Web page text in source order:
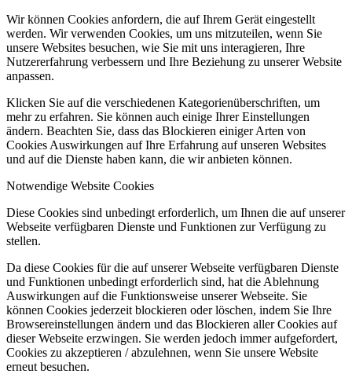
Wir können Cookies anfordern, die auf Ihrem Gerät eingestellt
werden. Wir verwenden Cookies, um uns mitzuteilen, wenn Sie
unsere Websites besuchen, wie Sie mit uns interagieren, Ihre
Nutzererfahrung verbessern und Ihre Beziehung zu unserer Website
anpassen.
Klicken Sie auf die verschiedenen Kategorienüberschriften, um
mehr zu erfahren. Sie können auch einige Ihrer Einstellungen
ändern. Beachten Sie, dass das Blockieren einiger Arten von
Cookies Auswirkungen auf Ihre Erfahrung auf unseren Websites
und auf die Dienste haben kann, die wir anbieten können.
Notwendige Website Cookies
Diese Cookies sind unbedingt erforderlich, um Ihnen die auf unserer
Webseite verfügbaren Dienste und Funktionen zur Verfügung zu
stellen.
Da diese Cookies für die auf unserer Webseite verfügbaren Dienste
und Funktionen unbedingt erforderlich sind, hat die Ablehnung
Auswirkungen auf die Funktionsweise unserer Webseite. Sie
können Cookies jederzeit blockieren oder löschen, indem Sie Ihre
Browsereinstellungen ändern und das Blockieren aller Cookies auf
dieser Webseite erzwingen. Sie werden jedoch immer aufgefordert,
Cookies zu akzeptieren / abzulehnen, wenn Sie unsere Website
erneut besuchen.